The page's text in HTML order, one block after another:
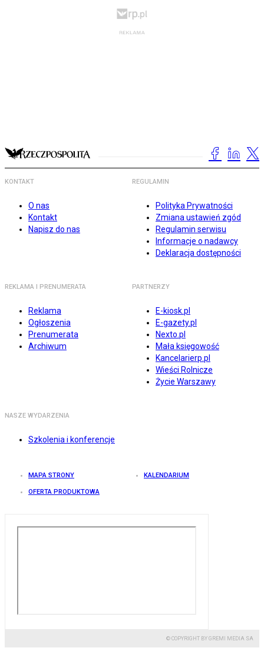
KONTAKT
O nas
Kontakt
Napisz do nas
REGULAMIN
Polityka Prywatności
Zmiana ustawień zgód
Regulamin serwisu
Informacje o nadawcy
Deklaracja dostępności
REKLAMA I PRENUMERATA
Reklama
Ogłoszenia
Prenumerata
Archiwum
PARTNERZY
E-kiosk.pl
E-gazety.pl
Nexto.pl
Mała księgowość
Kancelarierp.pl
Wieści Rolnicze
Życie Warszawy
NASZE WYDARZENIA
Szkolenia i konferencje
MAPA STRONY KALENDARIUM
OFERTA PRODUKTOWA
© COPYRIGHT BY GREMI MEDIA SA